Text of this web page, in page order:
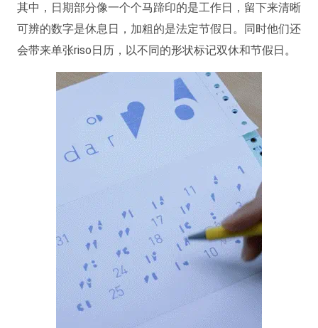
其中，日期部分像一个个马蹄印的是工作日，留下来清晰
可辨的数字是休息日，加粗的是法定节假日。同时他们还
会带来单张riso日历，以不同的形状标记双休和节假日。